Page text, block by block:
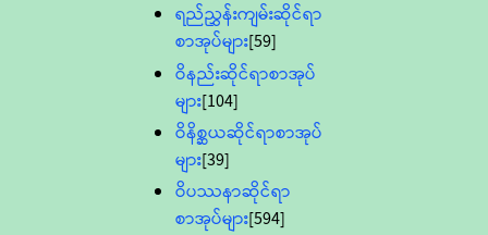
ရည်ညွှန်းကျမ်းဆိုင်ရာ
စာအုပ်များ[59]
ဝိနည်းဆိုင်ရာစာအုပ်
များ[104]
ဝိနိစ္ဆယဆိုင်ရာစာအုပ်
များ[39]
ဝိပဿနာဆိုင်ရာ
စာအုပ်များ[594]